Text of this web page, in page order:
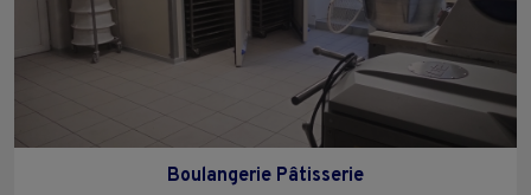
Boulangerie Pâtisserie